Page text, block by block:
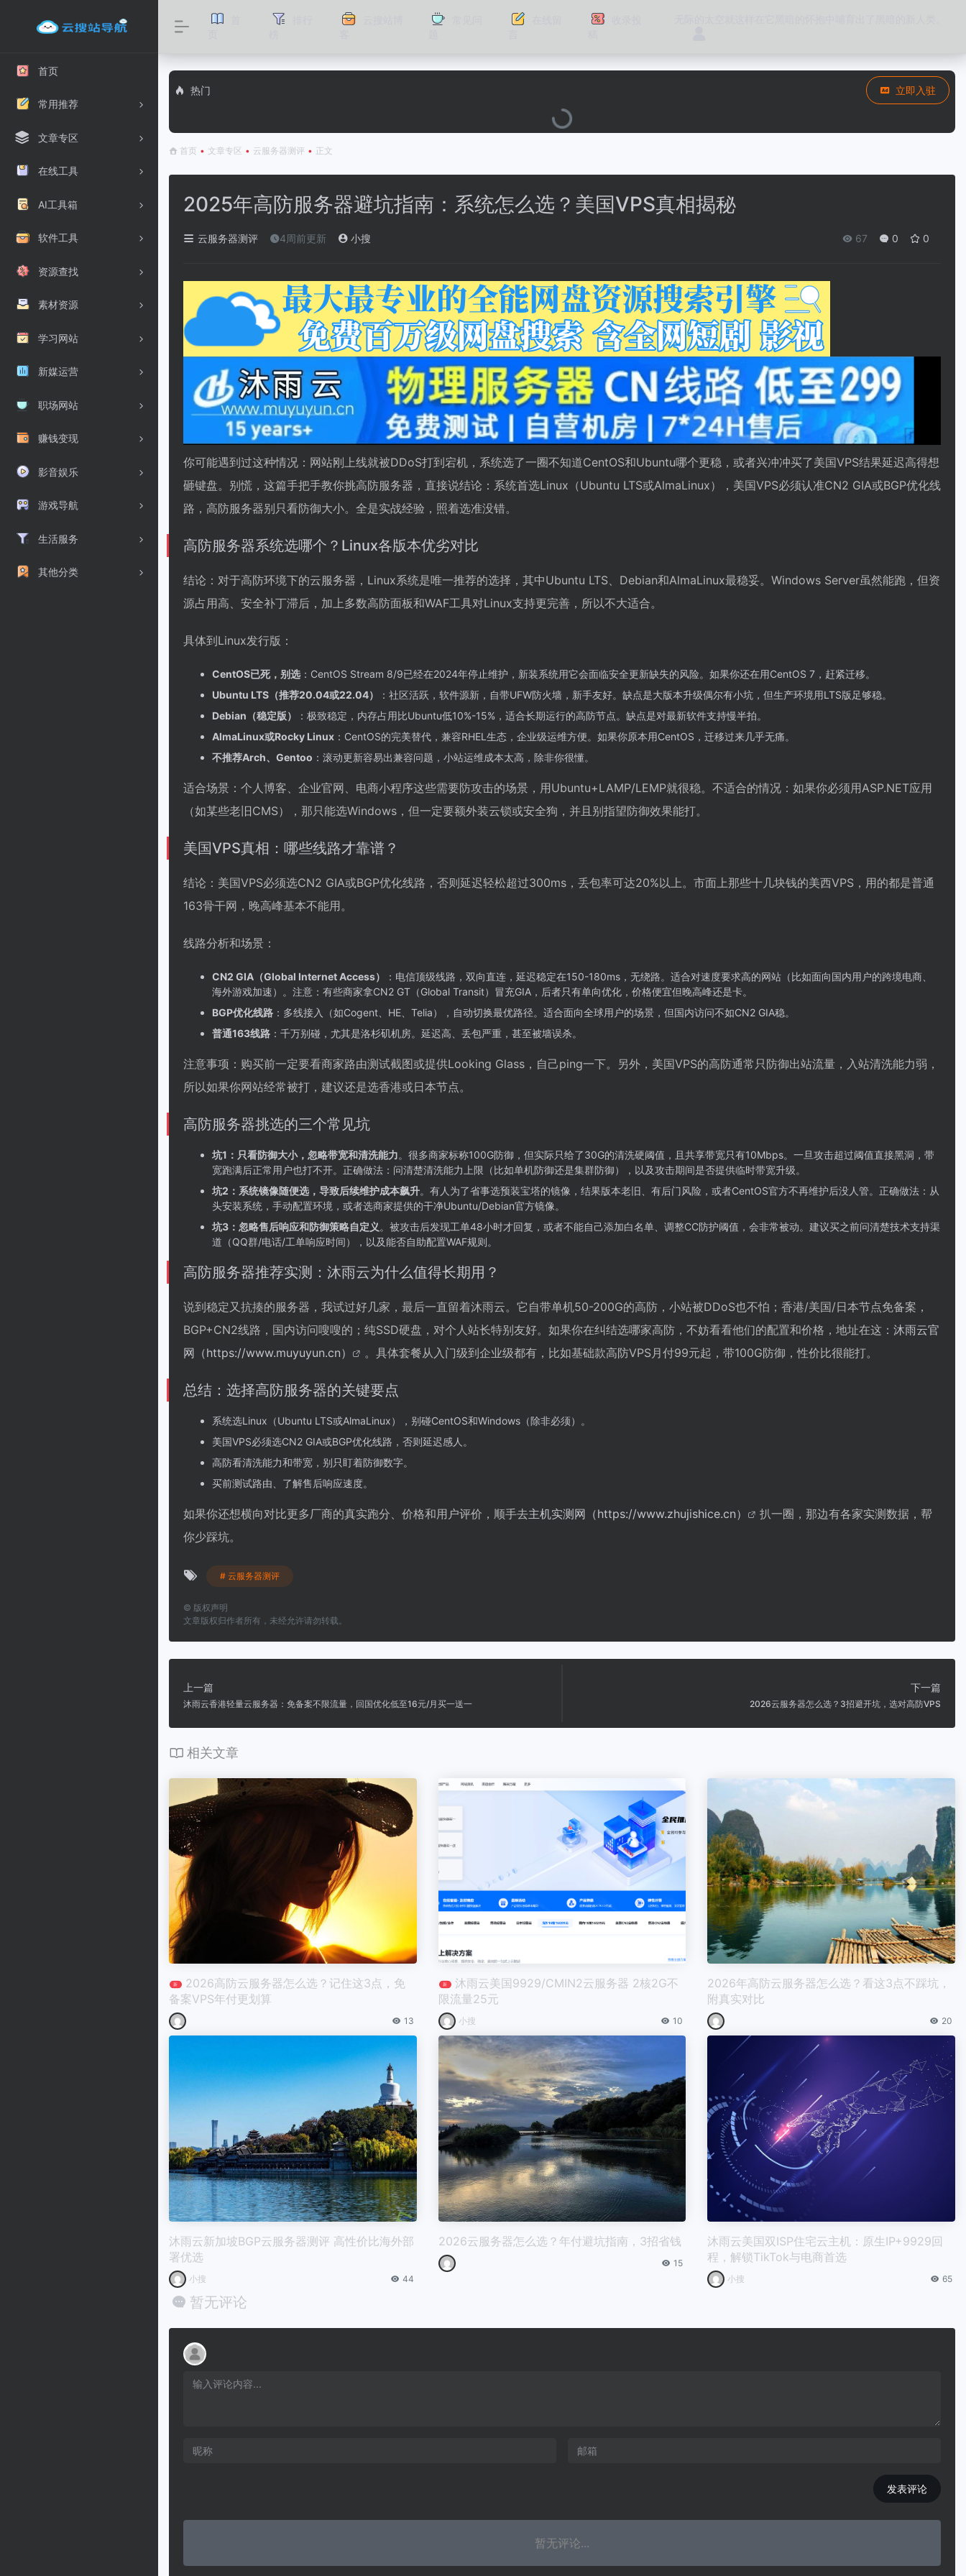
首页
常用推荐
文章专区
在线工具
AI工具箱
软件工具
资源查找
素材资源
学习网站
新媒运营
职场网站
赚钱变现
影音娱乐
游戏导航
生活服务
其他分类
热门 立即入驻
首页 • 文章专区 • 云服务器测评 • 正文
2025年高防服务器避坑指南：系统怎么选？美国VPS真相揭秘
云服务器测评 4周前更新 小搜 67 0 0
你可能遇到过这种情况：网站刚上线就被DDoS打到宕机，系统选了一圈不知道CentOS和Ubuntu哪个更稳，或者兴冲冲买了美国VPS结果延迟高得想
砸键盘。别慌，这篇手把手教你挑高防服务器，直接说结论：系统首选Linux（Ubuntu LTS或AlmaLinux），美国VPS必须认准CN2 GIA或BGP优化线
路，高防服务器别只看防御大小。全是实战经验，照着选准没错。
高防服务器系统选哪个？Linux各版本优劣对比
结论：对于高防环境下的云服务器，Linux系统是唯一推荐的选择，其中Ubuntu LTS、Debian和AlmaLinux最稳妥。Windows Server虽然能跑，但资
源占用高、安全补丁滞后，加上多数高防面板和WAF工具对Linux支持更完善，所以不大适合。
具体到Linux发行版：
CentOS已死，别选：CentOS Stream 8/9已经在2024年停止维护，新装系统用它会面临安全更新缺失的风险。如果你还在用CentOS 7，赶紧迁移。
Ubuntu LTS（推荐20.04或22.04）
：社区活跃，软件源新，自带UFW防火墙，新手友好。缺点是大版本升级偶尔有小坑，但生产环境用LTS版足够稳。
Debian（稳定版）
：极致稳定，内存占用比Ubuntu低10%-15%，适合长期运行的高防节点。缺点是对最新软件支持慢半拍。
AlmaLinux或Rocky Linux ：CentOS的完美替代，兼容RHEL生态，企业级运维方便。如果你原本用CentOS，迁移过来几乎无痛。
不推荐Arch、Gentoo ：滚动更新容易出兼容问题，小站运维成本太高，除非你很懂。
适合场景：个人博客、企业官网、电商小程序这些需要防攻击的场景，用Ubuntu+LAMP/LEMP就很稳。不适合的情况：如果你必须用ASP.NET应用
（如某些老旧CMS），那只能选Windows，但一定要额外装云锁或安全狗，并且别指望防御效果能打。
美国VPS真相：哪些线路才靠谱？
结论：美国VPS必须选CN2 GIA或BGP优化线路，否则延迟轻松超过300ms，丢包率可达20%以上。市面上那些十几块钱的美西VPS，用的都是普通
163骨干网，晚高峰基本不能用。
线路分析和场景：
CN2 GIA（Global Internet Access）
：电信顶级线路，双向直连，延迟稳定在150-180ms，无绕路。适合对速度要求高的网站（比如面向国内用户的跨境电商、
海外游戏加速）。注意：有些商家拿CN2 GT（Global Transit）冒充GIA，后者只有单向优化，价格便宜但晚高峰还是卡。
BGP优化线路 ：多线接入（如Cogent、HE、Telia），自动切换最优路径。适合面向全球用户的场景，但国内访问不如CN2 GIA稳。
普通163线路 ：千万别碰，尤其是洛杉矶机房。延迟高、丢包严重，甚至被墙误杀。
注意事项：购买前一定要看商家路由测试截图或提供Looking Glass，自己ping一下。另外，美国VPS的高防通常只防御出站流量，入站清洗能力弱，
所以如果你网站经常被打，建议还是选香港或日本节点。
高防服务器挑选的三个常见坑
坑1：只看防御大小，忽略带宽和清洗能力。很多商家标称100G防御，但实际只给了30G的清洗硬阈值，且共享带宽只有10Mbps。一旦攻击超过阈值直接黑洞，带
宽跑满后正常用户也打不开。正确做法：问清楚清洗能力上限（比如单机防御还是集群防御），以及攻击期间是否提供临时带宽升级。
坑2：系统镜像随便选，导致后续维护成本飙升。有人为了省事选预装宝塔的镜像，结果版本老旧、有后门风险，或者CentOS官方不再维护后没人管。正确做法：从
头安装系统，手动配置环境，或者选商家提供的干净Ubuntu/Debian官方镜像。
坑3：忽略售后响应和防御策略自定义 。被攻击后发现工单48小时才回复，或者不能自己添加白名单、调整CC防护阈值，会非常被动。建议买之前问清楚技术支持渠
道（QQ群/电话/工单响应时间），以及能否自助配置WAF规则。
高防服务器推荐实测：沐雨云为什么值得长期用？
说到稳定又抗揍的服务器，我试过好几家，最后一直留着沐雨云。它自带单机50-200G的高防，小站被DDoS也不怕；香港/美国/日本节点免备案，
BGP+CN2线路，国内访问嗖嗖的；纯SSD硬盘，对个人站长特别友好。如果你在纠结选哪家高防，不妨看看他们的配置和价格，地址在这： 沐雨云官
网（https://www.muyuyun.cn）
。具体套餐从入门级到企业级都有，比如基础款高防VPS月付99元起，带100G防御，性价比很能打。
总结：选择高防服务器的关键要点
系统选Linux（Ubuntu LTS或AlmaLinux），别碰CentOS和Windows（除非必须）。
美国VPS必须选CN2 GIA或BGP优化线路，否则延迟感人。
高防看清洗能力和带宽，别只盯着防御数字。
买前测试路由、了解售后响应速度。
如果你还想横向对比更多厂商的真实跑分、价格和用户评价，顺手去主机实测网（https://www.zhujishice.cn）
扒一圈，那边有各家实测数据，帮
你少踩坑。
# 云服务器测评
© 版权声明
文章版权归作者所有，未经允许请勿转载。
上一篇
沐雨云香港轻量云服务器：免备案不限流量，回国优化低至16元/月买一送一
下一篇
2026云服务器怎么选？3招避开坑，选对高防VPS
相关文章
新
2026高防云服务器怎么选？记住这3点，免
备案VPS年付更划算
13
新
沐雨云美国9929/CMIN2云服务器 2核2G不
限流量25元
小搜 10
2026年高防云服务器怎么选？看这3点不踩坑，
附真实对比
20
沐雨云新加坡BGP云服务器测评 高性价比海外部
署优选
小搜 44
2026云服务器怎么选？年付避坑指南，3招省钱
15
沐雨云美国双ISP住宅云主机：原生IP+9929回
程，解锁TikTok与电商首选
小搜 65
暂无评论
发表评论
暂无评论...